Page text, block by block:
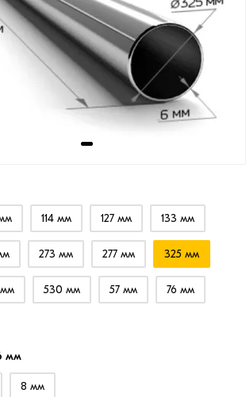
114 мм 127 мм 133 мм
273 мм 277 мм 325 мм
530 мм 57 мм 76 мм
мм
8 мм